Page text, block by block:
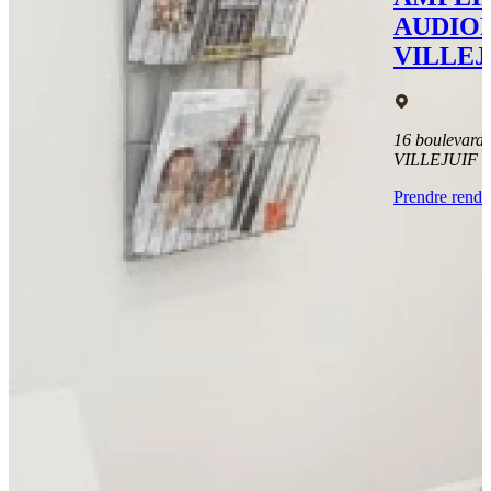
16
VILLEJUIF
Prendre